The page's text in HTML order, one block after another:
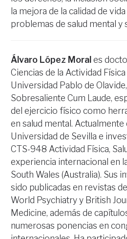
la mejora de la calidad de
problemas de salud mental y
Álvaro López Moral es
Ciencias de la Actividad
Universidad Pablo de
Sobresaliente Cum Laude,
del ejercicio físico como
en salud mental.
Universidad de Sevilla e
CTS-948 Actividad Física,
experiencia internacional en
South Wales (Australia). Sus
sido publicadas en revistas
World Psychiatry y British
Medicine, además de
numerosas ponencias en